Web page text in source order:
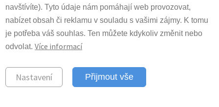
Pozvánka na 10. ročník vědeckého festivalu
Veletrh vědy Akademie věd ČR
Důležité odkazy
www.avcr.cz
© 2023 Ústav struktury a mechaniky
hornin Akademie věd ČR, v.v.i
navštívíte). Tyto údaje nám pomáhají web provozovat,
nabízet obsah či reklamu v souladu s vašimi zájmy. K tomu
je potřeba váš souhlas. Ten můžete kdykoliv změnit nebo
odvolat. Více informací
Nastavení Přijmout vše